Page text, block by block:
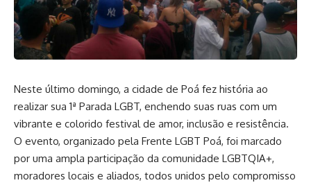
Neste último domingo, a cidade de Poá fez história ao
realizar sua 1ª Parada LGBT, enchendo suas ruas com um
vibrante e colorido festival de amor, inclusão e resistência.
O evento, organizado pela Frente LGBT Poá, foi marcado
por uma ampla participação da comunidade LGBTQIA+,
moradores locais e aliados, todos unidos pelo compromisso